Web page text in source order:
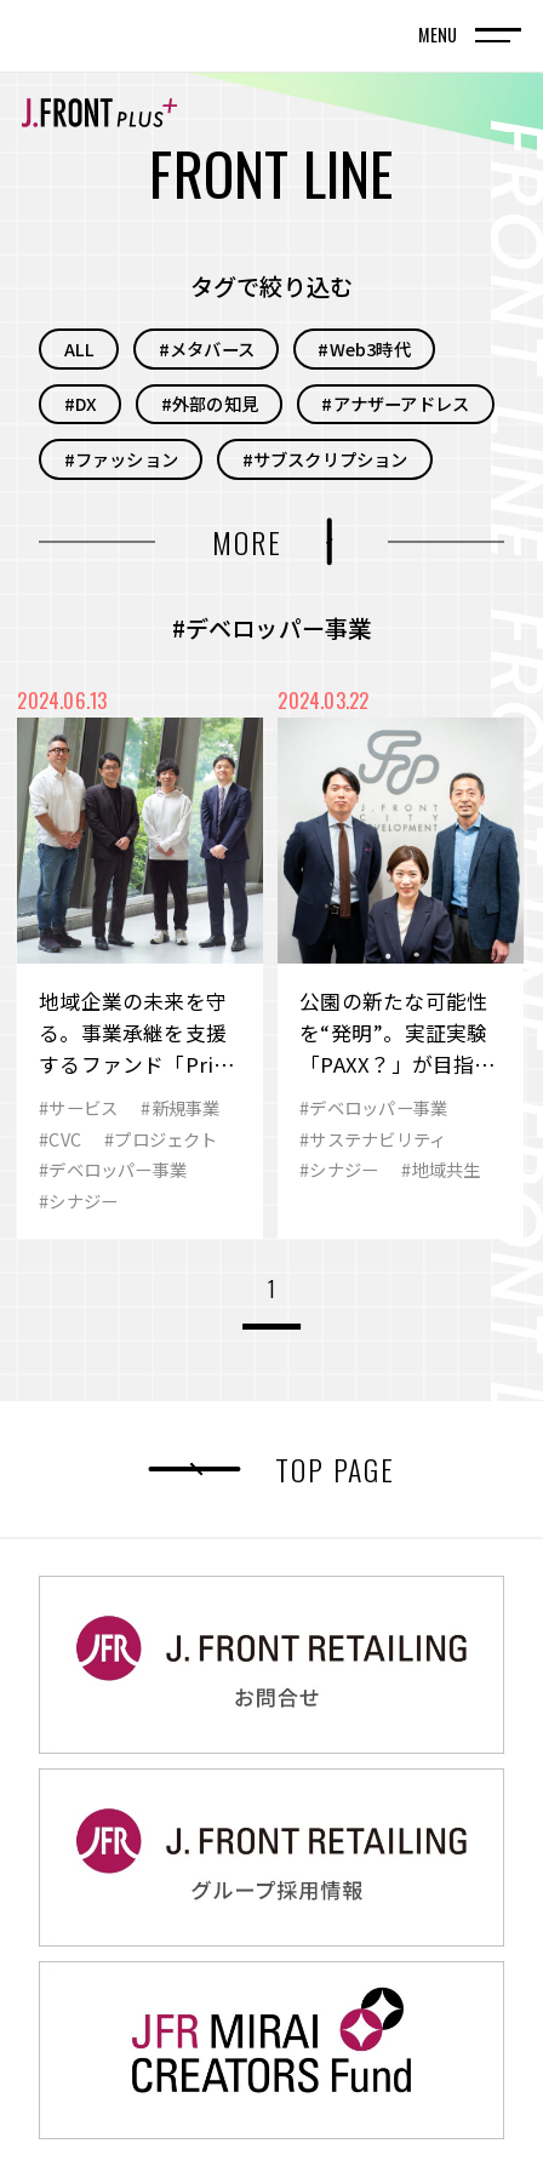
MENU
TOP トップページ
SPECIAL EDITION 特集記事
百貨店が街の新しい風景を編んでいく。神戸旧居
留地で体現する、共創型まちづくりの実践
地）に― グループシナジーと地域連携で街の魅
未来をより良く、面白くするー 従業員のWillを
起点に、スタートアップ企業との共創を目指すC
VIEW MORE
#メタバース #Web3時代 #DX
#外部の知見 #アナザーアドレス
#ファッション #サブスクリプション
#自分事 #サービス #新規事業
VIEW MORE
ニュース＆トピックス
FRONT LINE
タグで絞り込む
ALL #メタバース #Web3時代
#DX #外部の知見 #アナザーアドレス
#ファッション #サブスクリプション
#メディア #プロジェクト
#産学連携 #端材再活用
#デベロッパー事業 #職場づくり
#障がい者雇用 #雇用促進 #地域共栄
#リユース #価値共創 #環境共生
#事業承継 #ブランドづくり
#サステナビリティ #若手社員
#クラウドファンディング #消費科学研究所
#歴史 #eスポーツ #ありたい姿
#2030 #シナジー #SCARZ
#地域共生
MORE
#デベロッパー事業
2024.06.13
地域企業の未来を守
る。事業承継を支援
するファンド「Pride
Fund」設立の背景と
展望
#サービス
#新規事業
#CVC
#プロジェクト
#デベロッパー事業
#シナジー
2024.03.22
公園の新たな可能性
を“発明”。実証実験
「PAXX？」が目指す
世界観に迫る
#デベロッパー事業
#サステナビリティ
#シナジー
#地域共生
1
TOP PAGE